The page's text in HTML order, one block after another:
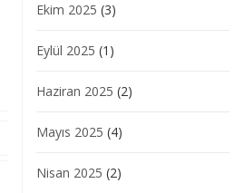
Ekim 2025 (3)
Eylül 2025 (1)
Haziran 2025 (2)
Mayıs 2025 (4)
Nisan 2025 (2)